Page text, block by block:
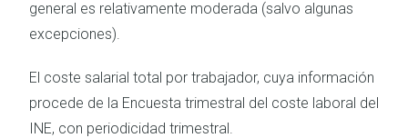
general es relativamente moderada (salvo algunas
excepciones).
El coste salarial total por trabajador, cuya información
procede de la Encuesta trimestral del coste laboral del
INE, con periodicidad trimestral.